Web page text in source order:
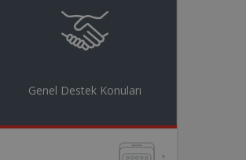
Genel Destek Konuları